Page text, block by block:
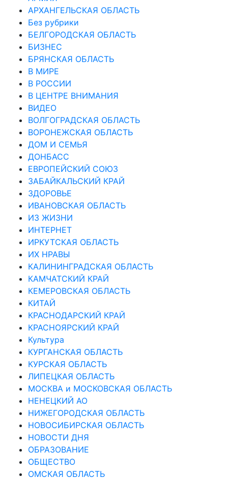
АРХАНГЕЛЬСКАЯ ОБЛАСТЬ
Без рубрики
БЕЛГОРОДСКАЯ ОБЛАСТЬ
БИЗНЕС
БРЯНСКАЯ ОБЛАСТЬ
В МИРЕ
В РОССИИ
В ЦЕНТРЕ ВНИМАНИЯ
ВИДЕО
ВОЛГОГРАДСКАЯ ОБЛАСТЬ
ВОРОНЕЖСКАЯ ОБЛАСТЬ
ДОМ И СЕМЬЯ
ДОНБАСС
ЕВРОПЕЙСКИЙ СОЮЗ
ЗАБАЙКАЛЬСКИЙ КРАЙ
ЗДОРОВЬЕ
ИВАНОВСКАЯ ОБЛАСТЬ
ИЗ ЖИЗНИ
ИНТЕРНЕТ
ИРКУТСКАЯ ОБЛАСТЬ
ИХ НРАВЫ
КАЛИНИНГРАДCКАЯ ОБЛАСТЬ
КАМЧАТСКИЙ КРАЙ
КЕМЕРОВСКАЯ ОБЛАСТЬ
КИТАЙ
КРАСНОДАРСКИЙ КРАЙ
КРАСНОЯРСКИЙ КРАЙ
Культура
КУРГАНСКАЯ ОБЛАСТЬ
КУРСКАЯ ОБЛАСТЬ
ЛИПЕЦКАЯ ОБЛАСТЬ
МОСКВА и МОСКОВСКАЯ ОБЛАСТЬ
НЕНЕЦКИЙ АО
НИЖЕГОРОДСКАЯ ОБЛАСТЬ
НОВОСИБИРСКАЯ ОБЛАСТЬ
НОВОСТИ ДНЯ
ОБРАЗОВАНИЕ
ОБЩЕСТВО
ОМСКАЯ ОБЛАСТЬ